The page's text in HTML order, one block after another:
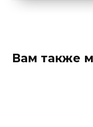
Вам также